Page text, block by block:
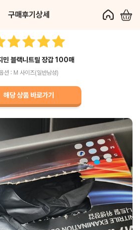
구매후기상세
민 블랙니트릴 장갑 100매
션 : M 사이즈(일반남성)
해당 상품 바로가기